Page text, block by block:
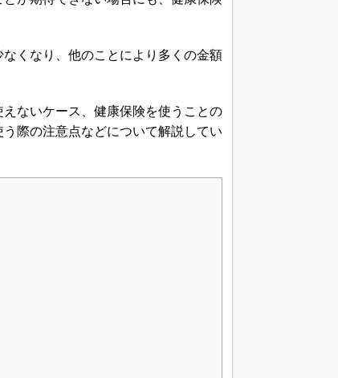
くなり、他のことにより多くの金額
ないケース、健康保険を使うことの
際の注意点などについて解説してい